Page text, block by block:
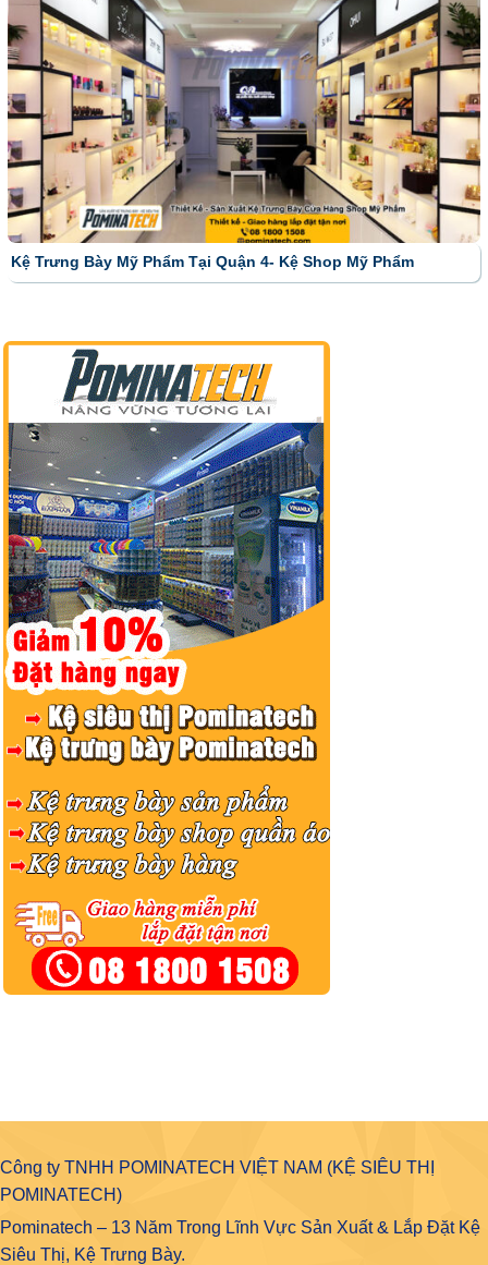
Kệ Trưng Bày Mỹ Phẩm Tại Quận 4- Kệ Shop Mỹ Phẩm
Công ty TNHH POMINATECH VIỆT NAM (KỆ SIÊU THỊ
POMINATECH)
Pominatech – 13 Năm Trong Lĩnh Vực Sản Xuất & Lắp Đặt Kệ
Siêu Thị, Kệ Trưng Bày.